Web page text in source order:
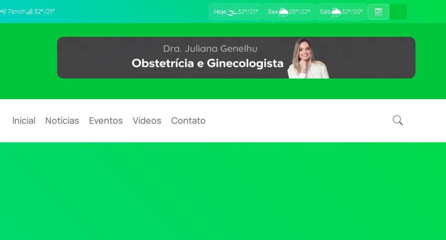
7km/h 32°/21° Hoje🌫️32°/21° Sex🌦28°/22° Sáb🌦32°/20°
Inicial Notícias Eventos Vídeos Contato